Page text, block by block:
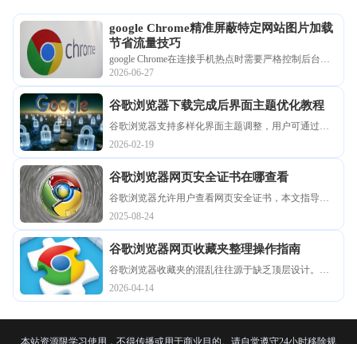
google Chrome精准屏蔽特定网站图片加载
节省流量技巧
google Chrome在连接手机热点时需要严格控制后台数
据的偷跑。实操演示google Chrome精准屏蔽特定网站
图片加载节省流量技巧，通过站点级限制阻断多媒体
资源，让您在户外弱网环境下也能流畅查阅纯文本。
2026-06-27
谷歌浏览器下载完成后界面主题优化教程
谷歌浏览器支持多样化界面主题调整，用户可通过优
化教程快速完成个性化设置，获得更舒适的视觉体验
与操作习惯。
2026-02-19
谷歌浏览器网页安全证书在哪查看
谷歌浏览器允许用户查看网页安全证书，本文指导查
看步骤，帮助用户确认网站身份，保障安全浏览。
2025-08-24
谷歌浏览器网页收藏夹整理操作指南
谷歌浏览器收藏夹的混乱往往源于缺乏顶层设计。本
文提供一套从大类别划分到小标签细化的整理模板，
教您利用特殊的命名前缀和排序规则，将杂乱的网址
链接重组成结构严密的个人知识档案库，让每一次点
2026-04-14
本站资源限学习使用，不得传播或用于商业目的。请自觉遵守24小时移除规